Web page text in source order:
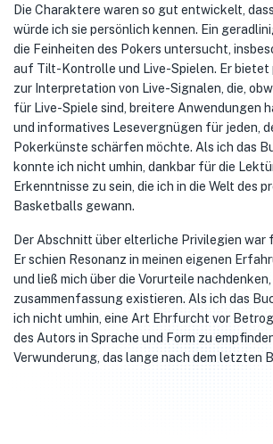
Die Charaktere waren so gut entwickelt,
würde ich sie persönlich kennen. Ein
die Feinheiten des Pokers untersucht,
auf Tilt-Kontrolle und Live-Spielen. Er bietet
zur Interpretation von Live-Signalen, die,
für Live-Spiele sind, breitere Anwendungen
und informatives Lesevergnügen für jeden,
Pokerkünste schärfen möchte. Als ich das
konnte ich nicht umhin, dankbar für die
Erkenntnisse zu sein, die ich in die Welt des
Basketballs gewann.
Der Abschnitt über elterliche Privilegien
Er schien Resonanz in meinen eigenen
und ließ mich über die Vorurteile nachdenken,
zusammenfassung existieren. Als ich das
ich nicht umhin, eine Art Ehrfurcht vor
des Autors in Sprache und Form zu
Verwunderung, das lange nach dem letzten